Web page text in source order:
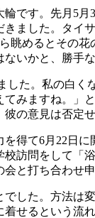
です。先月5
ました。タ
眺めるとその
いかと、勝手
た。私の白
みますね。
の意見は否定
得て6月22日
訪問をして
と打ち合わせ
した。方法は
せるという流